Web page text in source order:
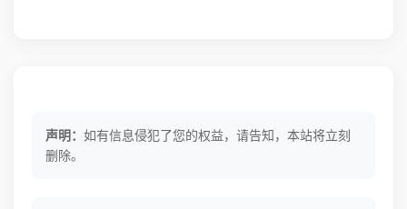
声明： 如有信息侵犯了您的权益，请告知，本站将立刻
删除。